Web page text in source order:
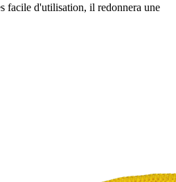
facile d'utilisation, il redonnera une